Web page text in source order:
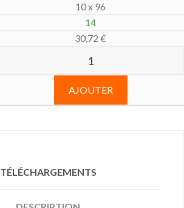
10 x 96
14
30,72 €
AJOUTER
TÉLÉCHARGEMENTS